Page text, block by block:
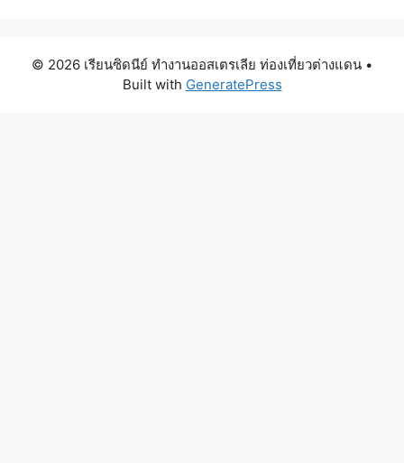
© 2026 เรียนซิดนีย์ ทำงานออสเตรเลีย ท่องเที่ยวต่างแดน •
Built with GeneratePress